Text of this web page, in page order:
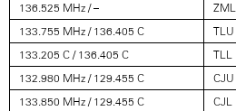
136.525 MHz / –
ZML
133.755 MHz / 136.405 C
TLU
133.205 C / 136.405 C
TLL
132.980 MHz / 129.455 C
CJU
133.850 MHz / 129.455 C
CJL